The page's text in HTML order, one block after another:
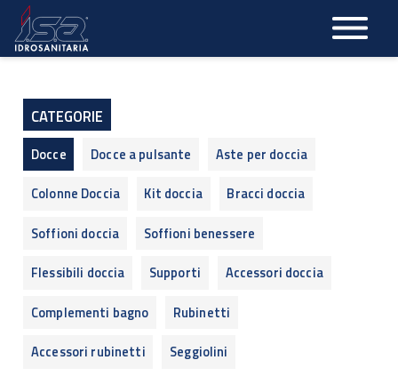
Salta
contenuto
principale
CATEGORIE
Docce Docce a pulsante Aste per doccia
Colonne Doccia Kit doccia Bracci doccia
Soffioni doccia Soffioni benessere
Flessibili doccia Supporti Accessori doccia
Complementi bagno Rubinetti
Accessori rubinetti Seggiolini